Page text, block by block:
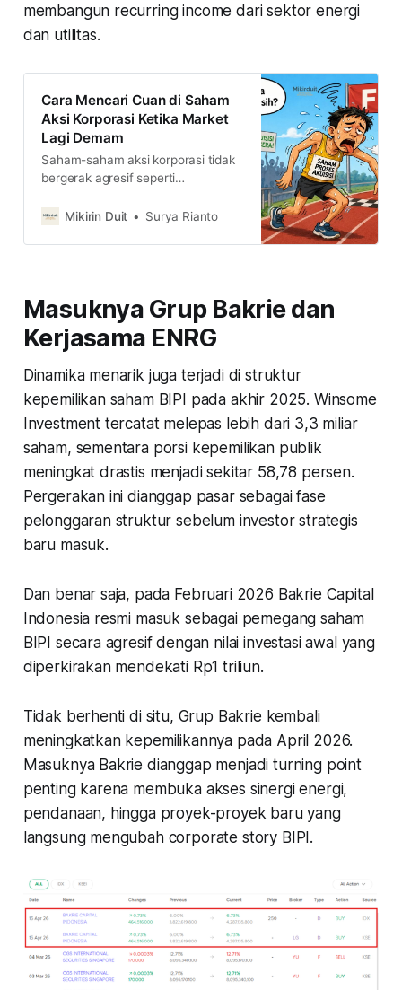
membangun recurring income dari sektor energi
dan utilitas.
Cara Mencari Cuan di Saham
Aksi Korporasi Ketika Market
Lagi Demam
Saham-saham aksi korporasi tidak
bergerak agresif seperti
apa saja yang harus diperhatikan
aksi korporasi?
Mikirin Duit Surya Rianto
Masuknya Grup Bakrie dan
Kerjasama ENRG
Dinamika menarik juga terjadi di struktur
kepemilikan saham BIPI pada akhir 2025. Winsome
Investment tercatat melepas lebih dari 3,3 miliar
saham, sementara porsi kepemilikan publik
meningkat drastis menjadi sekitar 58,78 persen.
Pergerakan ini dianggap pasar sebagai fase
pelonggaran struktur sebelum investor strategis
baru masuk.
Dan benar saja, pada Februari 2026 Bakrie Capital
Indonesia resmi masuk sebagai pemegang saham
BIPI secara agresif dengan nilai investasi awal yang
diperkirakan mendekati Rp1 triliun.
Tidak berhenti di situ, Grup Bakrie kembali
meningkatkan kepemilikannya pada April 2026.
Masuknya Bakrie dianggap menjadi turning point
penting karena membuka akses sinergi energi,
pendanaan, hingga proyek-proyek baru yang
langsung mengubah corporate story BIPI.